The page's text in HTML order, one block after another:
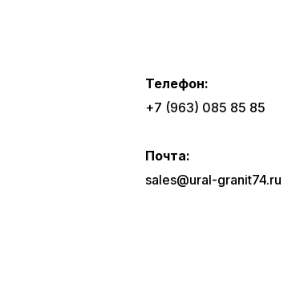
Телефон:
+7 (963) 085 85 85
Почта:
sales@ural-granit74.ru